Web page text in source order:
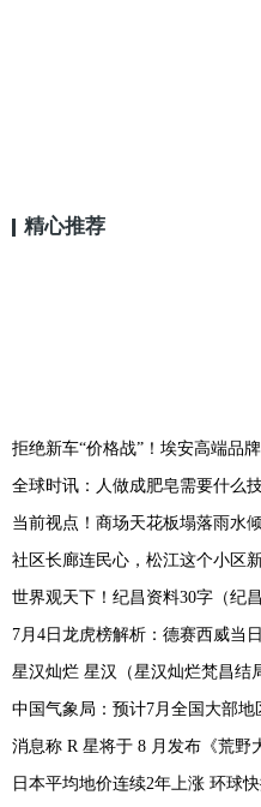
精心推荐
当前视点！商场天花板塌落雨水
社区长廊连民心，松江这个小区
世界观天下！纪昌资料30字（纪昌
7月4日龙虎榜解析：德赛西威当
星汉灿烂 星汉（星汉灿烂梵昌结
中国气象局：预计7月全国大部
消息称 R 星将于 8 月发布《荒野
日本平均地价连续2年上涨 环球